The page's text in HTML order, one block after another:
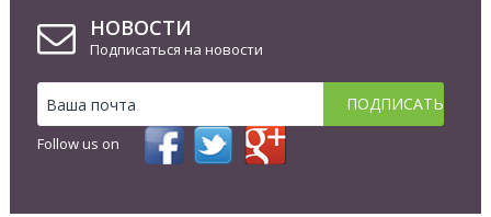
НОВОСТИ
Подписаться на новости
Follow us on